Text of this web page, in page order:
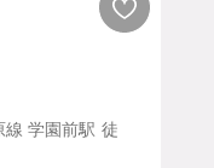
学園前駅 徒